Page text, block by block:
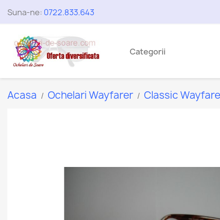
Suna-ne: 0722.833.643
Categorii
Acasa Ochelari Wayfarer Classic